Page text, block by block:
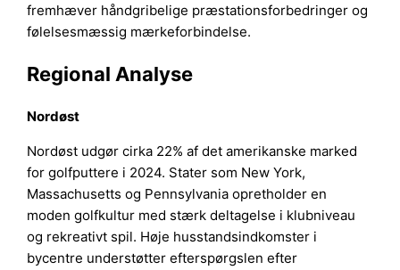
fremhæver håndgribelige præstationsforbedringer og
følelsesmæssig mærkeforbindelse.
Regional Analyse
Nordøst
Nordøst udgør cirka 22% af det amerikanske marked
for golfputtere i 2024. Stater som New York,
Massachusetts og Pennsylvania opretholder en
moden golfkultur med stærk deltagelse i klubniveau
og rekreativt spil. Høje husstandsindkomster i
bycentre understøtter efterspørgslen efter